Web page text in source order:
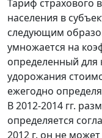
Тариф
населения в
следующим
умножается на
определенный для
удорожания
ежегодно
В 2012-2014 гг.
определяется
2012 г. он не